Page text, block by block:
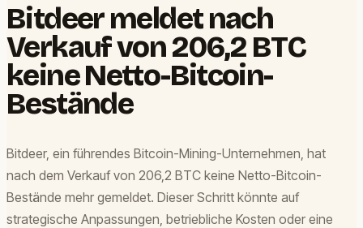
Bitdeer meldet nach
Verkauf von 206,2 BTC
keine Netto-Bitcoin-
Bestände
Bitdeer, ein führendes Bitcoin-Mining-Unternehmen, hat
nach dem Verkauf von 206,2 BTC keine Netto-Bitcoin-
Bestände mehr gemeldet. Dieser Schritt könnte auf
strategische Anpassungen, betriebliche Kosten oder eine